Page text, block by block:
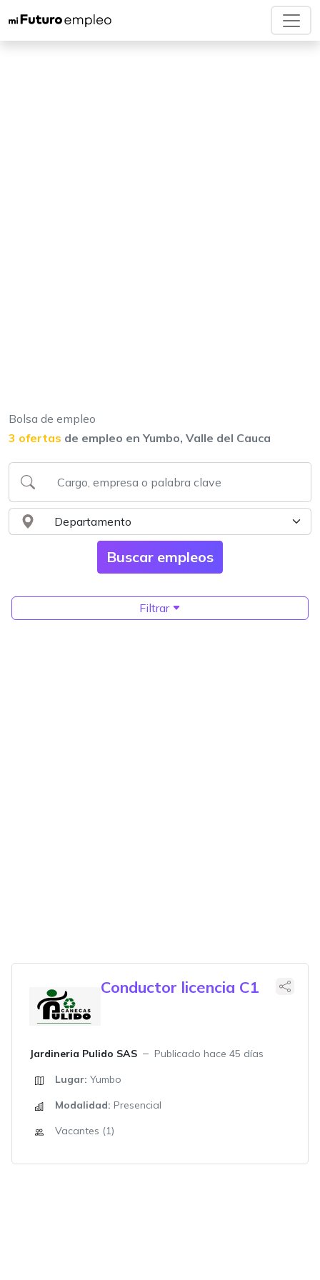
Bolsa de empleo
3 ofertas de empleo en Yumbo, Valle del Cauca
Filtrar
Conductor licencia C1
Jardineria Pulido SAS
Publicado hace 45 días
Lugar: Yumbo
Modalidad: Presencial
Vacantes (1)